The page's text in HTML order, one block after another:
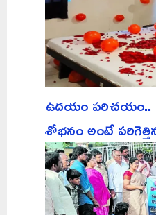
ఉదయం పరిచయం..
శోభనం అంటే